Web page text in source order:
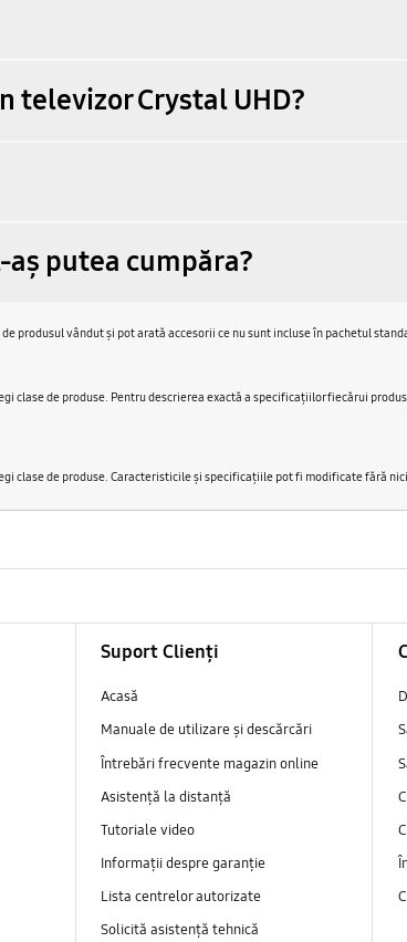
televizor Crystal UHD?
aș putea cumpăra?
vândut și pot arată accesorii ce nu sunt incluse în pachetul
clase de produse. Pentru descrierea exactă a specificaţiilor fiecărui
clase de produse. Caracteristicile şi specificaţiile pot fi modificate fără
Suport Clienți
Acasă
Manuale de utilizare și descărcări
Întrebări frecvente magazin online
Asistență la distanță
Tutoriale video
Informații despre garanție
Lista centrelor autorizate
Solicită asistență tehnică